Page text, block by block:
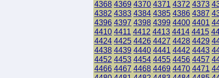
4368 4369 4370 4371 4372 4373
4382 4383 4384 4385 4386 4387
4396 4397 4398 4399 4400 4401
4410 4411 4412 4413 4414 4415
4424 4425 4426 4427 4428 4429
4438 4439 4440 4441 4442 4443
4452 4453 4454 4455 4456 4457
4466 4467 4468 4469 4470 4471